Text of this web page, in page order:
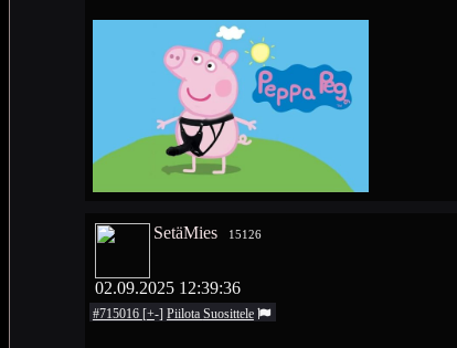
SetäMies 15126
02.09.2025 12:39:36
#715016 [+-] Piilota Suosittele